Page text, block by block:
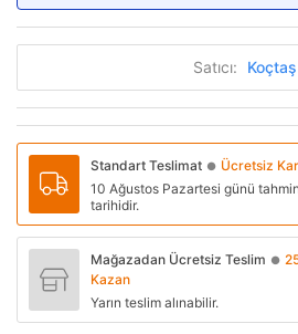
Satıcı: Koçtaş
Standart Teslimat ● Ücretsiz
10 Ağustos Pazartesi günü
tarihidir.
Mağazadan Ücretsiz Teslim ●
Kazan
Yarın teslim alınabilir.